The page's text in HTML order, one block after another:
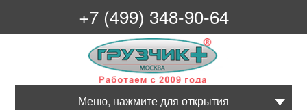
+7 (499) 348-90-64
Грузчик+
Меню, нажмите для открытия